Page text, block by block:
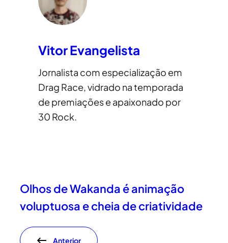
Vitor Evangelista
Jornalista com especialização em
Drag Race, vidrado na temporada
de premiações e apaixonado por
30 Rock.
Olhos de Wakanda é animação
voluptuosa e cheia de criatividade
Anterior